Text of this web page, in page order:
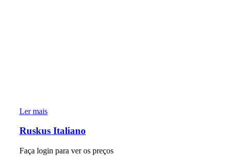
Ler mais
Ruskus Italiano
Faça login para ver os preços